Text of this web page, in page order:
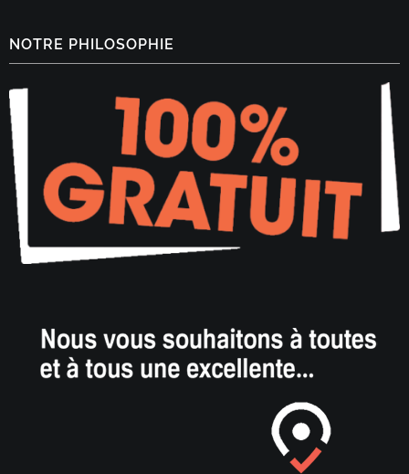
NOTRE PHILOSOPHIE